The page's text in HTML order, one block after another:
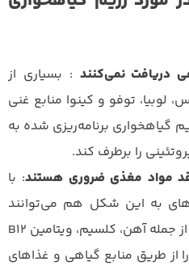
دریافت نمی‌کنند : بسیاری از
لوبیا، توفو و کینوا منابع غنی
گیاهخواری برنامه‌ریزی شده به
را برطرف کند.
مواد مغذی ضروری هستند: با
به این شکل هم می‌توانند
تمام مواد مغذی ضروری از جمله آهن، کلسیم، ویتامین B12
و اسیدهای چرب امگا 3 را از طریق منابع گیاهی و غذاهای